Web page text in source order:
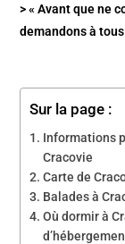
> « Avant que ne
demandons à
Sur la page :
Informations
Cracovie
Carte de
Balades à
Où dormir à